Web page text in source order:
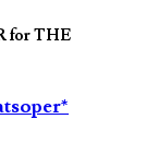
for THE